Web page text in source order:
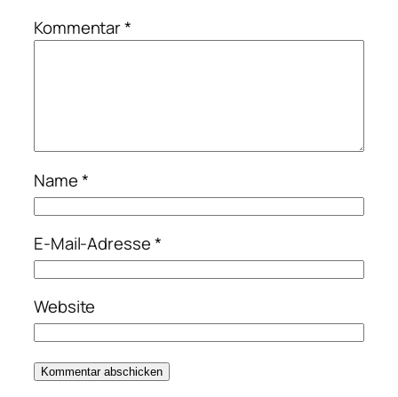
Kommentar*
Name*
E-Mail-Adresse*
Website